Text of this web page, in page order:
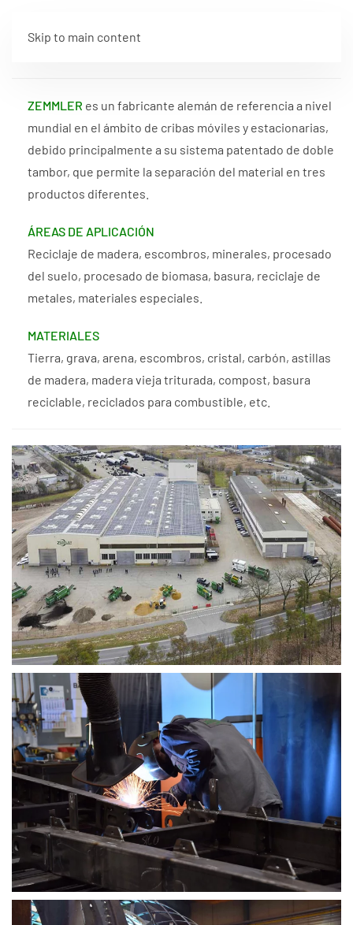
Skip to main content
ZEMMLER es un fabricante alemán de referencia a nivel
mundial en el ámbito de cribas móviles y estacionarias,
debido principalmente a su sistema patentado de doble
tambor, que permite la separación del material en tres
productos diferentes.
ÁREAS DE APLICACIÓN
Reciclaje de madera, escombros, minerales, procesado
del suelo, procesado de biomasa, basura, reciclaje de
metales, materiales especiales.
MATERIALES
Tierra, grava, arena, escombros, cristal, carbón, astillas
de madera, madera vieja triturada, compost, basura
reciclable, reciclados para combustible, etc.